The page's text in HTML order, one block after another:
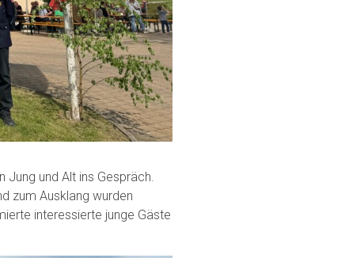
und Alt ins Gespräch.
zum Ausklang wurden
interessierte junge Gäste